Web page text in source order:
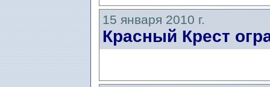
15 января 2010 г.
Красный Крест